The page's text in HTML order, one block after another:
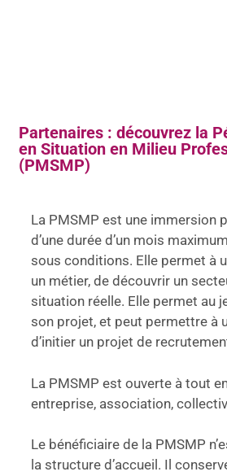
Partenaires : découvrez la
en Situation en Milieu
(PMSMP)
La PMSMP est une immersion
d’une durée d’un mois
sous conditions. Elle permet à
un métier, de découvrir un
situation réelle. Elle permet au
son projet, et peut permettre à
d’initier un projet de
La PMSMP est ouverte à tout
entreprise, association,
Le bénéficiaire de la PMSMP
la structure d’accueil. Il